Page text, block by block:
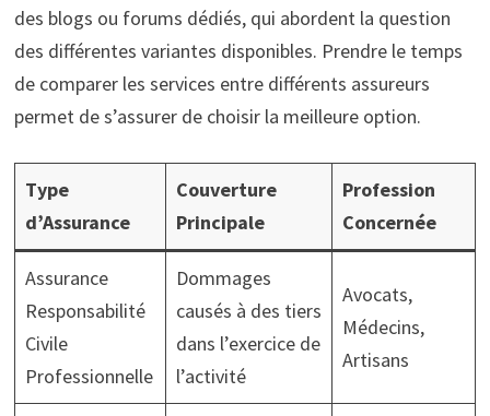
des blogs ou forums dédiés, qui abordent la question
des différentes variantes disponibles. Prendre le temps
de comparer les services entre différents assureurs
permet de s’assurer de choisir la meilleure option.
Type
d’Assurance
Couverture
Principale
Profession
Concernée
Assurance
Responsabilité
Civile
Professionnelle
Dommages
causés à des tiers
dans l’exercice de
l’activité
Avocats,
Médecins,
Artisans